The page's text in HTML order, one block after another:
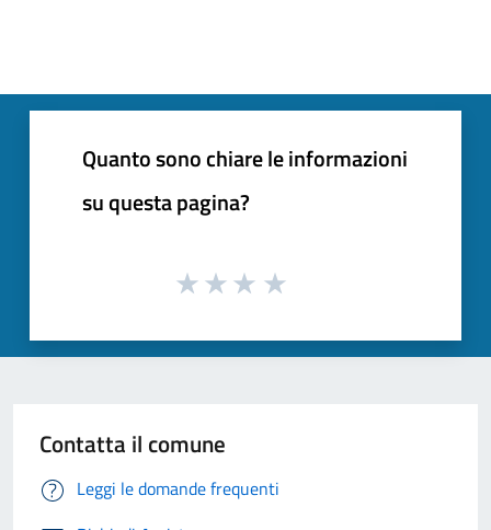
Quanto sono chiare le informazioni
su questa pagina?
Contatta il comune
Leggi le domande frequenti